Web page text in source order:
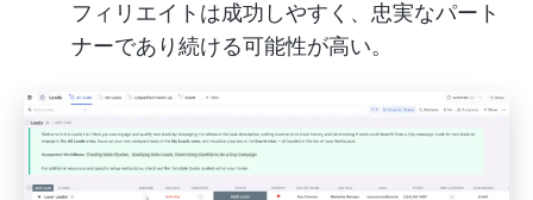
フィリエイトは成功しやすく、忠実なパート
ナーであり続ける可能性が高い。